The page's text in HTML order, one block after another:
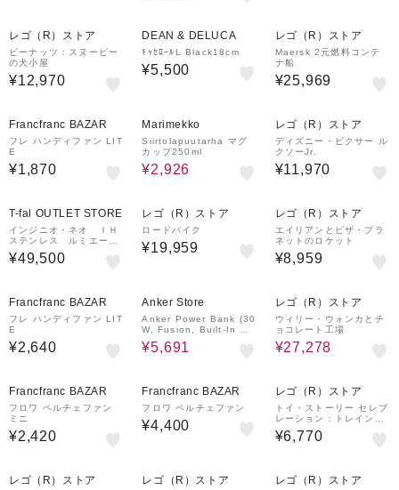
レゴ（R）ストア
ピーナッツ：スヌーピー
の犬小屋
¥12,970
DEAN & DELUCA
ｷｬｾﾛｰﾙL Black18cm
¥5,500
レゴ（R）ストア
Maersk 2元燃料コンテ
ナ船
¥25,969
Francfranc BAZAR
フレ ハンディファン LIT
E
¥1,870
Marimekko
Siirtolapuutarha マグ
カップ250ml
¥2,926
レゴ（R）ストア
ディズニー・ピクサー ル
クソーJr.
¥11,970
T-fal OUTLET STORE
インジニオ・ネオ ＩＨ
ステンレス ルミエー
ル セット１５
¥49,500
レゴ（R）ストア
ロードバイク
¥19,959
レゴ（R）ストア
エイリアンとピザ・プラ
ネットのロケット
¥8,959
Francfranc BAZAR
フレ ハンディファン LIT
E
¥2,640
Anker Store
Anker Power Bank (30
W, Fusion, Built-In US
B-C ケーブル)
¥5,691
レゴ（R）ストア
ウィリー・ウォンカとチ
ョコレート工場
¥27,278
Francfranc BAZAR
フロワ ペルチェファン
ミニ
¥2,420
Francfranc BAZAR
フロワ ペルチェファン
¥4,400
レゴ（R）ストア
トイ・ストーリー セレブ
レーション：トレイン＆
ラジコンカー
¥6,770
レゴ（R）ストア レゴ（R）ストア レゴ（R）ストア